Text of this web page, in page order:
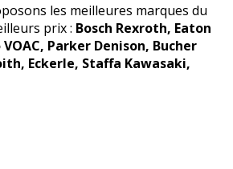
les meilleures marques du
prix : Bosch Rexroth, Eaton
Parker Denison, Bucher
Eckerle, Staffa Kawasaki,